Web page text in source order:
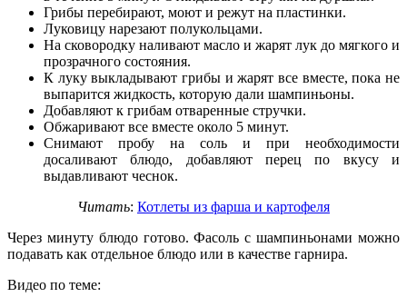
Грибы перебирают, моют и режут на пластинки.
Луковицу нарезают полукольцами.
На сковородку наливают масло и жарят лук до мягкого и
прозрачного состояния.
К луку выкладывают грибы и жарят все вместе, пока не
выпарится жидкость, которую дали шампиньоны.
Добавляют к грибам отваренные стручки.
Обжаривают все вместе около 5 минут.
Снимают пробу на соль и при необходимости
досаливают блюдо, добавляют перец по вкусу и
выдавливают чеснок.
Читать: Котлеты из фарша и картофеля
Через минуту блюдо готово. Фасоль с шампиньонами можно
подавать как отдельное блюдо или в качестве гарнира.
Видео по теме: